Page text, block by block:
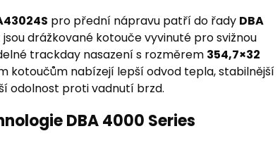
pro přední nápravu patří do řady DBA
jsou drážkované kotouče vyvinuté pro svižnou
trackday nasazení s rozměrem 354,7×32
kotoučům nabízejí lepší odvod tepla, stabilnější
odolnost proti vadnutí brzd.
DBA 4000 Series